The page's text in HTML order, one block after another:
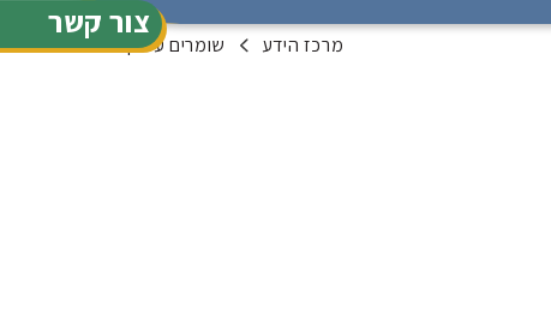
צור קשר
מרכז הידע שומרים על קשר